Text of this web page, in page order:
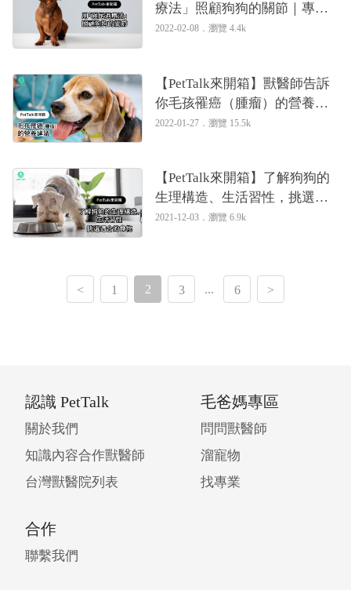
療法」照顧狗狗的關節｜專業
獸醫—姚勝隆
2022-02-08．瀏覽 4.4k
【PetTalk來開箱】獸醫師告訴
你毛孩罹癌（腫瘤）的營養建
議｜專業獸醫—姚勝隆
2022-01-27．瀏覽 15.5k
【PetTalk來開箱】了解狗狗的
生理構造、生活習性，挑選適
合的食物｜專業獸醫—姚勝隆
2021-12-03．瀏覽 6.9k
< 1 2 3 ... 6 >
認識 PetTalk
關於我們
知識內容合作獸醫師
台灣獸醫院列表
毛爸媽專區
問問獸醫師
溜寵物
找專業
合作
聯繫我們